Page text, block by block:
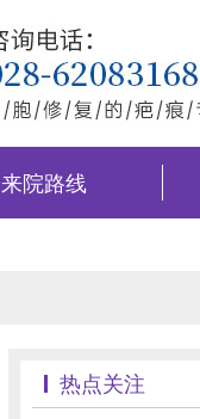
来院路线
热点关注